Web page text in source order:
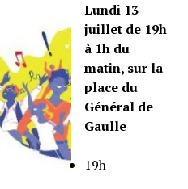
Lundi 13
juillet de 19h
à 1h du
matin, sur la
place du
Général de
Gaulle
19h